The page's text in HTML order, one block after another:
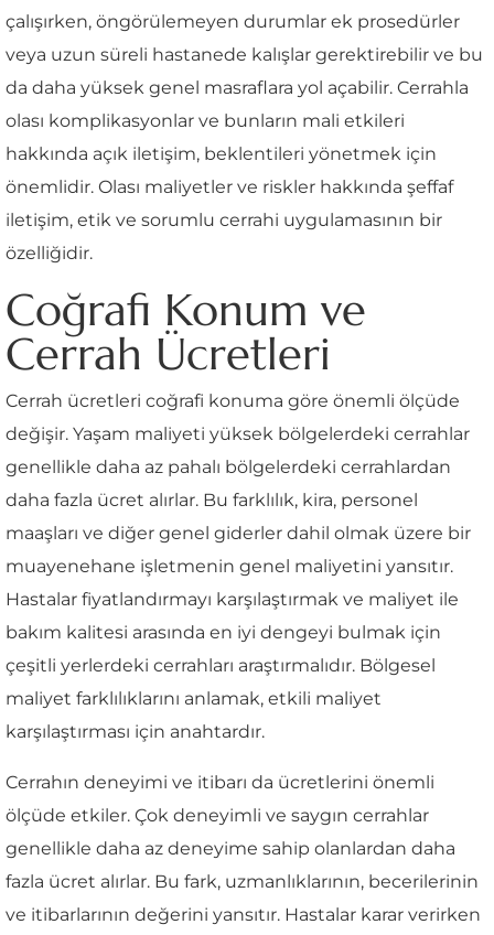
çalışırken, öngörülemeyen durumlar ek prosedürler
veya uzun süreli hastanede kalışlar gerektirebilir ve bu
da daha yüksek genel masraflara yol açabilir. Cerrahla
olası komplikasyonlar ve bunların mali etkileri
hakkında açık iletişim, beklentileri yönetmek için
önemlidir. Olası maliyetler ve riskler hakkında şeffaf
iletişim, etik ve sorumlu cerrahi uygulamasının bir
özelliğidir.
Coğrafi Konum ve
Cerrah Ücretleri
Cerrah ücretleri coğrafi konuma göre önemli ölçüde
değişir. Yaşam maliyeti yüksek bölgelerdeki cerrahlar
genellikle daha az pahalı bölgelerdeki cerrahlardan
daha fazla ücret alırlar. Bu farklılık, kira, personel
maaşları ve diğer genel giderler dahil olmak üzere bir
muayenehane işletmenin genel maliyetini yansıtır.
Hastalar fiyatlandırmayı karşılaştırmak ve maliyet ile
bakım kalitesi arasında en iyi dengeyi bulmak için
çeşitli yerlerdeki cerrahları araştırmalıdır. Bölgesel
maliyet farklılıklarını anlamak, etkili maliyet
karşılaştırması için anahtardır.
Cerrahın deneyimi ve itibarı da ücretlerini önemli
ölçüde etkiler. Çok deneyimli ve saygın cerrahlar
genellikle daha az deneyime sahip olanlardan daha
fazla ücret alırlar. Bu fark, uzmanlıklarının, becerilerinin
ve itibarlarının değerini yansıtır. Hastalar karar verirken